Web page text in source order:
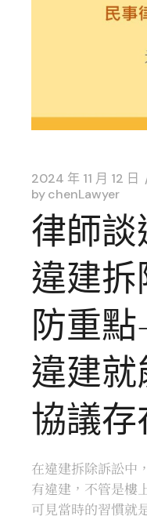
2024 年 11 月 12 日
bychenLawyer
律師
違建
防重
違建
協議存
在違建拆除訴訟中
有違建，不管是樓
可見當時的習慣就